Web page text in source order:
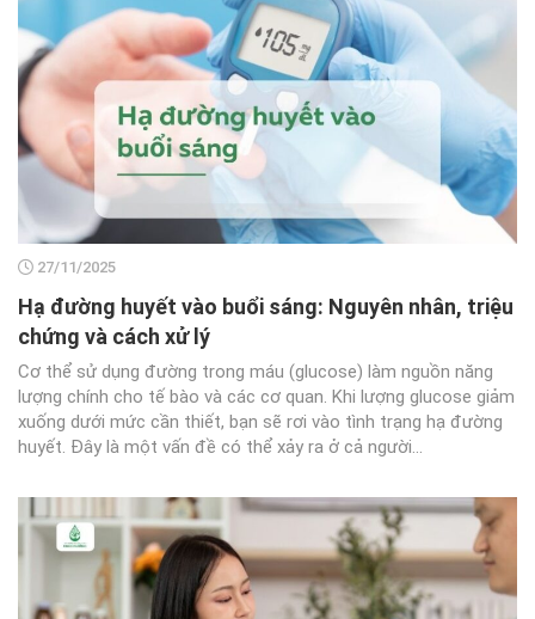
27/11/2025
Hạ đường huyết vào buổi sáng: Nguyên nhân, triệu
chứng và cách xử lý
Cơ thể sử dụng đường trong máu (glucose) làm nguồn năng
lượng chính cho tế bào và các cơ quan. Khi lượng glucose giảm
xuống dưới mức cần thiết, bạn sẽ rơi vào tình trạng hạ đường
huyết. Đây là một vấn đề có thể xảy ra ở cả người...